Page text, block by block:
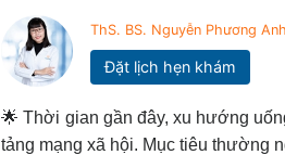
ThS. BS. Nguyễn Phương Anh
Đặt lịch hẹn khám
🌟 Thời gian gần đây, xu hướng
tảng mạng xã hội. Mục tiêu thường